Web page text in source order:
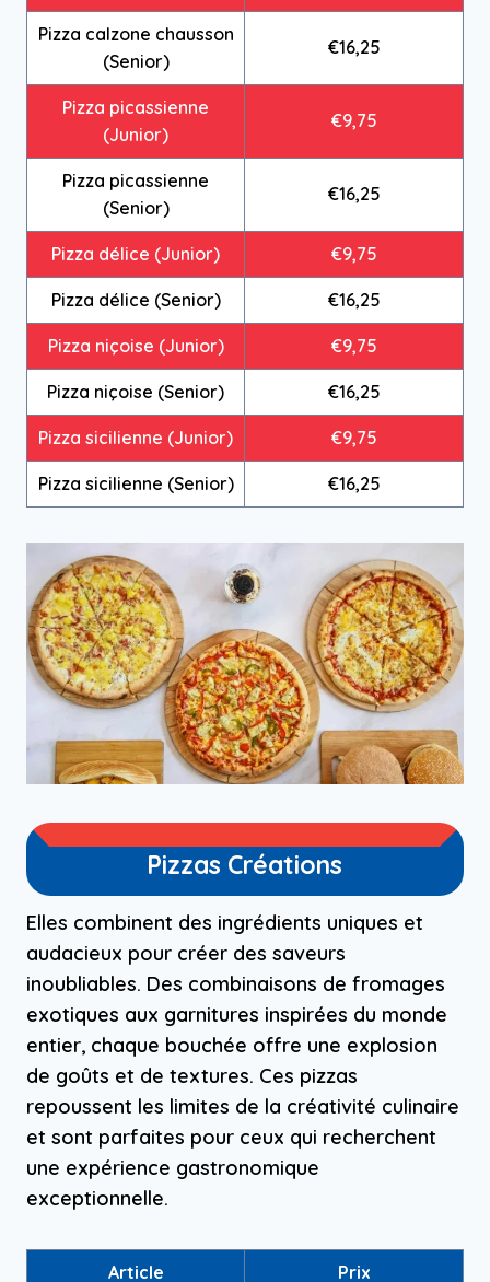
Pizza calzone chausson
(Senior)
€16,25
Pizza picassienne
(Junior)
€9,75
Pizza picassienne
(Senior)
€16,25
Pizza délice (Junior) €9,75
Pizza délice (Senior) €16,25
Pizza niçoise (Junior) €9,75
Pizza niçoise (Senior) €16,25
Pizza sicilienne (Junior) €9,75
Pizza sicilienne (Senior) €16,25
Pizzas Créations
Elles combinent des ingrédients uniques et
audacieux pour créer des saveurs
inoubliables. Des combinaisons de fromages
exotiques aux garnitures inspirées du monde
entier, chaque bouchée offre une explosion
de goûts et de textures. Ces pizzas
repoussent les limites de la créativité culinaire
et sont parfaites pour ceux qui recherchent
une expérience gastronomique
exceptionnelle.
Article Prix